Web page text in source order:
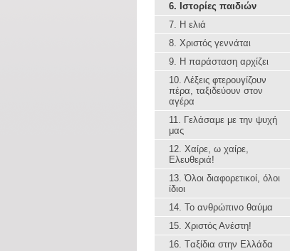
6. Ιστορίες παιδιών
7. Η ελιά
8. Χριστός γεννάται
9. Η παράσταση αρχίζει
10. Λέξεις φτερουγίζουν
πέρα, ταξιδεύουν στον
αγέρα
11. Γελάσαμε με την ψυχή
μας
12. Χαίρε, ω χαίρε,
Ελευθεριά!
13. Όλοι διαφορετικοί, όλοι
ίδιοι
14. Το ανθρώπινο θαύμα
15. Χριστός Ανέστη!
16. Tαξίδια στην Ελλάδα